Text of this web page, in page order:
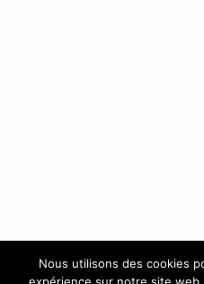
Nous utilisons des cookies
expérience sur notre site